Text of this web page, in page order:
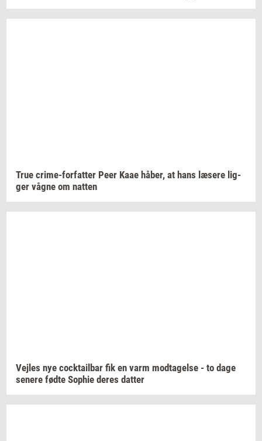
True crime-​forfatter Peer Kaae håber, at hans læ­se­re lig­
ger vågne om nat­ten
Vej­les nye co­ck­tail­bar fik en varm mod­ta­gel­se - to dage
se­ne­re fødte Sop­hie deres dat­ter